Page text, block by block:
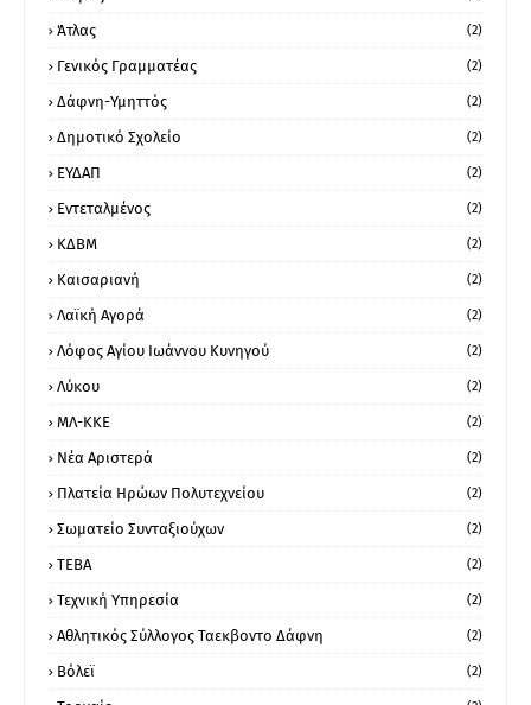
Άτλας (2)
Γενικός Γραμματέας (2)
Δάφνη-Υμηττός (2)
Δημοτικό Σχολείο (2)
ΕΥΔΑΠ (2)
Εντεταλμένος (2)
ΚΔΒΜ (2)
Καισαριανή (2)
Λαϊκή Αγορά (2)
Λόφος Αγίου Ιωάννου Κυνηγού (2)
Λύκου (2)
ΜΛ-ΚΚΕ (2)
Νέα Αριστερά (2)
Πλατεία Ηρώων Πολυτεχνείου (2)
Σωματείο Συνταξιούχων (2)
ΤΕΒΑ (2)
Τεχνική Υπηρεσία (2)
Αθλητικός Σύλλογος Ταεκβοντο Δάφνη (2)
Βόλεϊ (2)